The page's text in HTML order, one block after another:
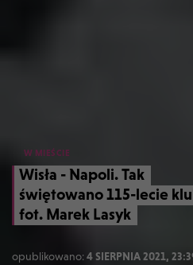
W MIEŚCIE
Wisła - Napoli. Tak
świętowano 115-lecie
fot. Marek Lasyk
opublikowano:4 SIERPNIA 2021,